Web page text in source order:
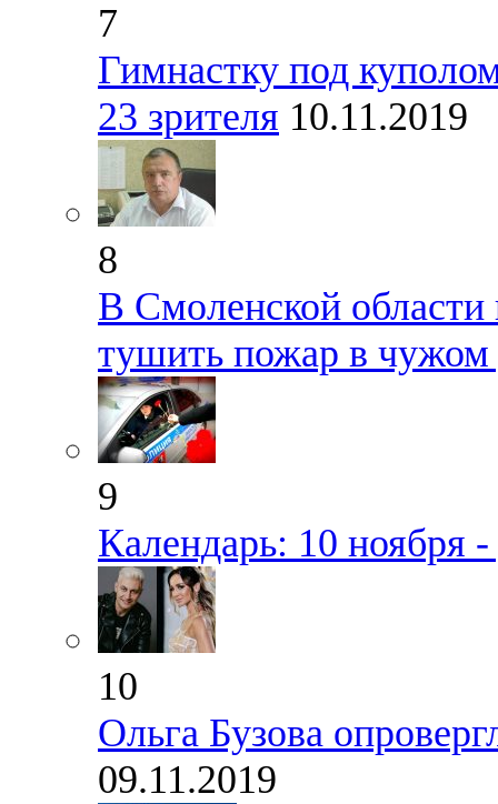
7
Гимнастку под
23 зрителя 10.11.2019
8
В Смоленской области
тушить пожар в чужом
9
Календарь: 10 ноября
10
Ольга Бузова
09.11.2019